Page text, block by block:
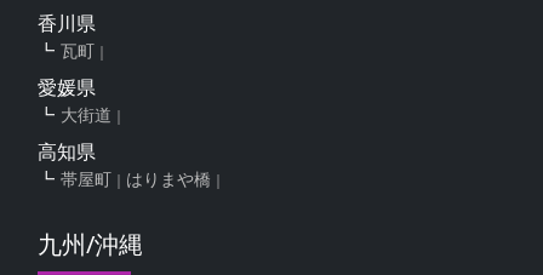
香川県
瓦町
愛媛県
大街道
高知県
帯屋町 はりまや橋
九州/沖縄